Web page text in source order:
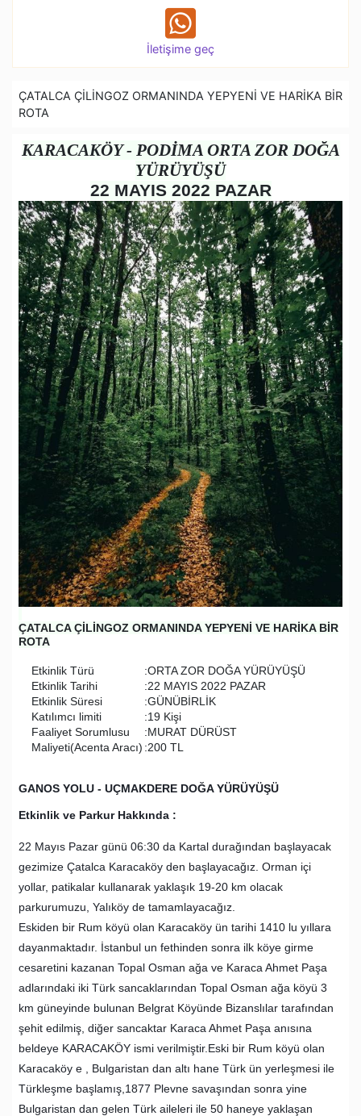
İletişime geç
ÇATALCA ÇİLİNGOZ ORMANINDA YEPYENİ VE HARİKA BİR
ROTA
KARACAKÖY - PODİMA ORTA ZOR DOĞA
YÜRÜYÜŞÜ
22 MAYIS 2022 PAZAR
ÇATALCA ÇİLİNGOZ ORMANINDA YEPYENİ VE HARİKA BİR
ROTA
Etkinlik Türü
:ORTA ZOR DOĞA YÜRÜYÜŞÜ
Etkinlik Tarihi
:22 MAYIS 2022 PAZAR
Etkinlik Süresi
:GÜNÜBİRLİK
Katılımcı limiti
:19 Kişi
Faaliyet Sorumlusu
:MURAT DÜRÜST
Maliyeti(Acenta Aracı) :200 TL
GANOS YOLU - UÇMAKDERE DOĞA YÜRÜYÜŞÜ
Etkinlik ve Parkur Hakkında :
22 Mayıs Pazar günü 06:30 da Kartal durağından başlayacak
gezimize Çatalca Karacaköy den başlayacağız. Orman içi
yollar, patikalar kullanarak yaklaşık 19-20 km olacak
parkurumuzu, Yalıköy de tamamlayacağız.
Eskiden bir Rum köyü olan Karacaköy ün tarihi 1410 lu yıllara
dayanmaktadır. İstanbul un fethinden sonra ilk köye girme
cesaretini kazanan Topal Osman ağa ve Karaca Ahmet Paşa
adlarındaki iki Türk sancaklarından Topal Osman ağa köyü 3
km güneyinde bulunan Belgrat Köyünde Bizanslılar tarafından
şehit edilmiş, diğer sancaktar Karaca Ahmet Paşa anısına
beldeye KARACAKÖY ismi verilmiştir.Eski bir Rum köyü olan
Karacaköy e , Bulgaristan dan altı hane Türk ün yerleşmesi ile
Türkleşme başlamış,1877 Plevne savaşından sonra yine
Bulgaristan dan gelen Türk aileleri ile 50 haneye yaklaşan